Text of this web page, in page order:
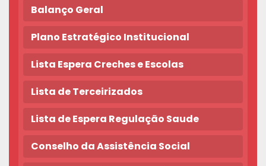
Balanço Geral
Plano Estratégico Institucional
Lista Espera Creches e Escolas
Lista de Terceirizados
Lista de Espera Regulação Saude
Conselho da Assistência Social